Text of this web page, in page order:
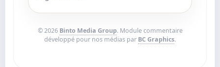
© 2026 Binto Media Group. Module commentaire
développé pour nos médias par BC Graphics.